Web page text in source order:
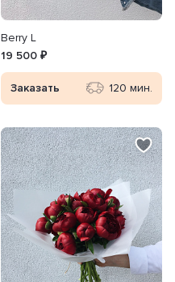
Berry L
19 500 ₽
Заказать 120 мин.